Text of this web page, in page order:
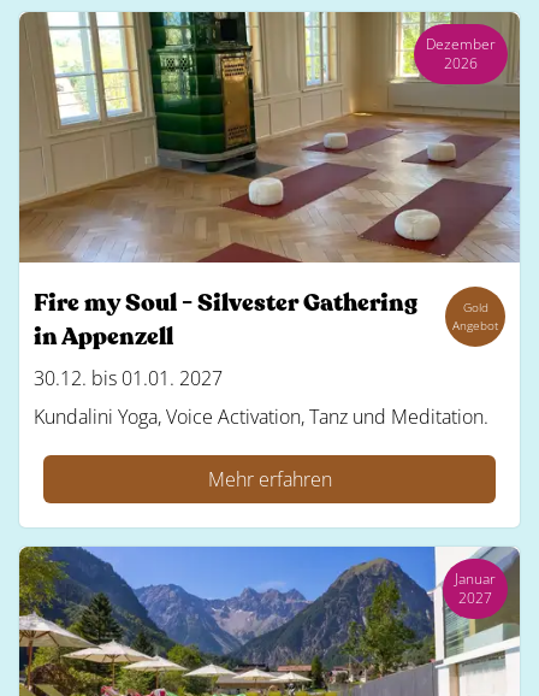
Dezember
2026
Fire my Soul - Silvester Gathering
in Appenzell
Gold
Angebot
30.12. bis 01.01. 2027
Kundalini Yoga, Voice Activation, Tanz und Meditation.
Mehr erfahren
Januar
2027